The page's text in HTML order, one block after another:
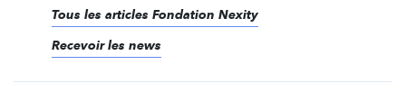
Tous les articles Fondation Nexity
Recevoir les news